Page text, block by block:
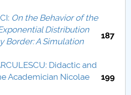
2008
On the Behavior of the
Distribution
Border: A Simulation
187
Didactic and
Academician Nicolae
199